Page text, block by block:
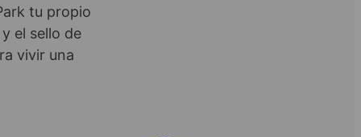
tu propio
el sello de
vivir una